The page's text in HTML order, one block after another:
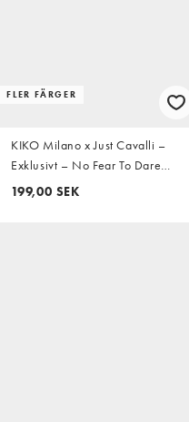
FLER FÄRGER
KIKO Milano x Just Cavalli –
Exklusivt – No Fear To Dare
Eyemarker & Eraser – Eyeliner
199,00 SEK